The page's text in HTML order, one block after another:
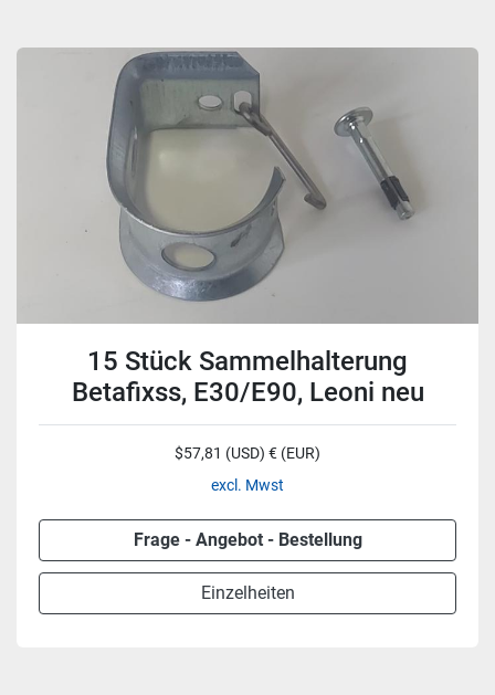
Sortieren nach
15 Stück Sammelhalterung
Betafixss, E30/E90, Leoni neu
$57,81 (USD) € (EUR)
excl. Mwst
Frage - Angebot - Bestellung
Einzelheiten